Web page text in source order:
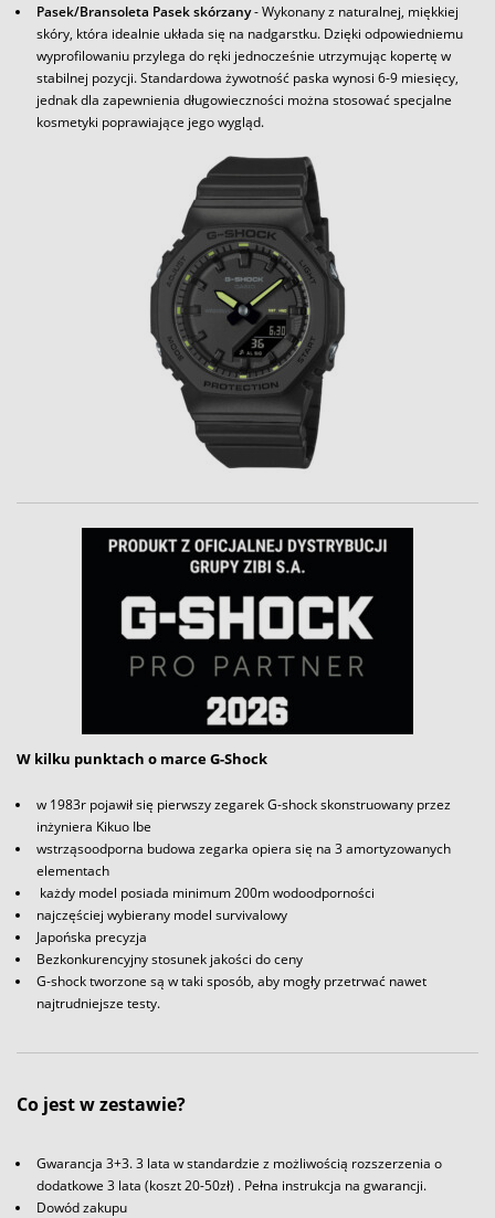
Pasek/Bransoleta Pasek skórzany- Wykonany z naturalnej, miękkiej
skóry, która idealnie układa się na nadgarstku. Dzięki odpowiedniemu
wyprofilowaniu przylega do ręki jednocześnie utrzymując kopertę w
stabilnej pozycji. Standardowa żywotność paska wynosi 6-9 miesięcy,
jednak dla zapewnienia długowieczności można stosować specjalne
kosmetyki poprawiające jego wygląd.
W kilku punktach o marce G-Shock
w 1983r pojawił się pierwszy zegarek G-shock skonstruowany przez
inżyniera Kikuo Ibe
wstrząsoodporna budowa zegarka opiera się na 3 amortyzowanych
elementach
każdy model posiada minimum 200m wodoodporności
najczęściej wybierany model survivalowy
Japońska precyzja
Bezkonkurencyjny stosunek jakości do ceny
G-shock tworzone są w taki sposób, aby mogły przetrwać nawet
najtrudniejsze testy.
Co jest w zestawie?
Gwarancja 3+3. 3 lata w standardzie z możliwością rozszerzenia o
dodatkowe 3 lata (koszt 20-50zł) . Pełna instrukcja na gwarancji.
Dowód zakupu